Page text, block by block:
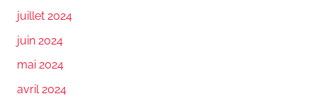
juillet 2024
juin 2024
mai 2024
avril 2024